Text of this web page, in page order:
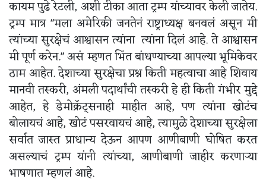
कायम पुढे रेटली, अशी टीका आता ट्रम्प यांच्यावर केली जातेय.
ट्रम्प मात्र "मला अमेरिकी जनतेनं राष्ट्राध्यक्ष बनवलं असून मी
त्यांच्या सुरक्षेचं आश्वासन त्यांना त्यांना दिलं आहे. ते आश्वासन
मी पूर्ण करेन." असं म्हणत भिंत बांधण्याच्या आपल्या भूमिकेवर
ठाम आहेत. देशाच्या सुरक्षेचा प्रश्न किती महत्वाचा आहे शिवाय
मानवी तस्करी, अंमली पदार्थांची तस्करी हे ही किती गंभीर मुद्दे
आहेत, हे डेमोक्रॅट्सनाही माहीत आहे, पण त्यांना खोटंच
बोलायचं आहे, खोटं पसरवायचं आहे, त्यामुळे देशाच्या सुरक्षेला
सर्वात जास्त प्राधान्य देऊन आपण आणीबाणी घोषित करत
असल्याचं ट्रम्प यांनी त्यांच्या, आणीबाणी जाहीर करणाऱ्या
भाषणात म्हणलं आहे.